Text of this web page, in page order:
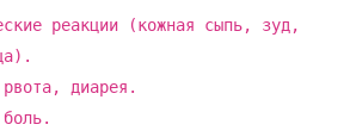
реакции (кожная сыпь, зуд,
диарея.